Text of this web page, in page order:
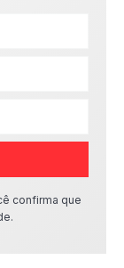
confirma que